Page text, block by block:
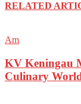
RELATED
Am
KV Keningau
Culinary